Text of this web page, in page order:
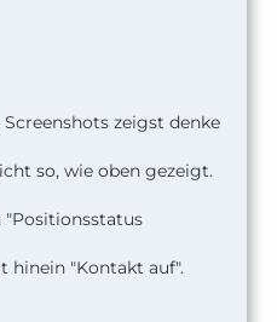
zeigst denke
so, wie oben gezeigt.
"Positionsstatus
hinein "Kontakt auf".